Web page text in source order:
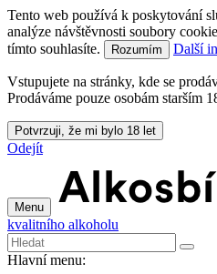
Tento web používá k poskytování
analýze návštěvnosti soubory
tímto souhlasíte.
Rozumím Další
Vstupujete na stránky, kde se
Prodáváme pouze osobám starším
Potvrzuji, že mi bylo 18 let
Odejít
Menu
kvalitního alkoholu
Hlavní menu: